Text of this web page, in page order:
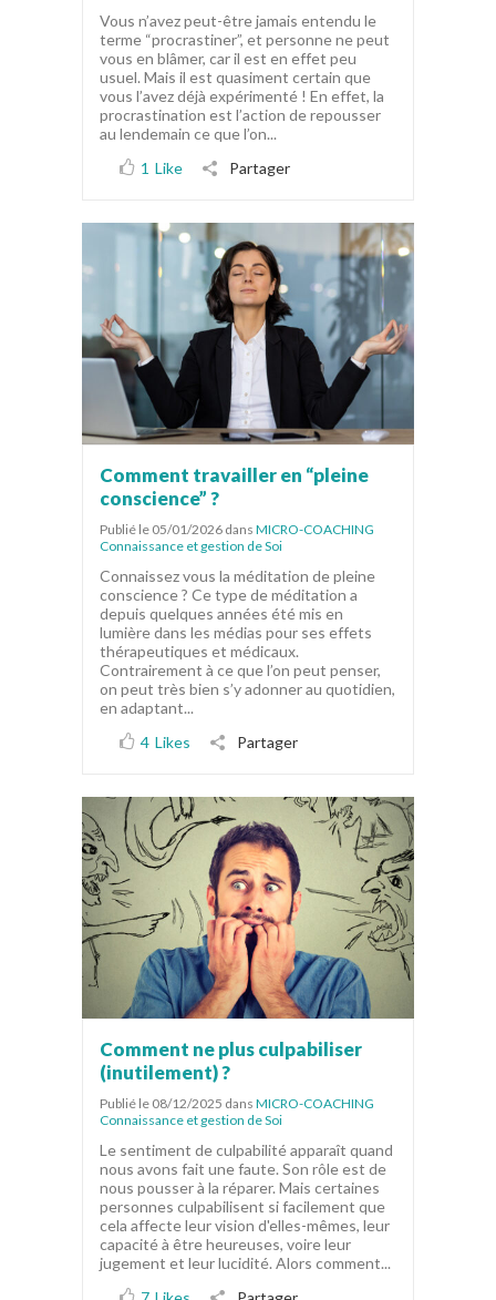
Vous n’avez peut-être jamais entendu le
terme “procrastiner”, et personne ne peut
vous en blâmer, car il est en effet peu
usuel. Mais il est quasiment certain que
vous l’avez déjà expérimenté ! En effet, la
procrastination est l’action de repousser
au lendemain ce que l’on...
1 Like Partager
Comment travailler en “pleine
conscience” ?
Publié le 05/01/2026 dans MICRO-COACHING
Connaissance et gestion de Soi
Connaissez vous la méditation de pleine
conscience ? Ce type de méditation a
depuis quelques années été mis en
lumière dans les médias pour ses effets
thérapeutiques et médicaux.
Contrairement à ce que l’on peut penser,
on peut très bien s’y adonner au quotidien,
en adaptant...
4 Likes Partager
Comment ne plus culpabiliser
(inutilement) ?
Publié le 08/12/2025 dans MICRO-COACHING
Connaissance et gestion de Soi
Le sentiment de culpabilité apparaît quand
nous avons fait une faute. Son rôle est de
nous pousser à la réparer. Mais certaines
personnes culpabilisent si facilement que
cela affecte leur vision d'elles-mêmes, leur
capacité à être heureuses, voire leur
jugement et leur lucidité. Alors comment...